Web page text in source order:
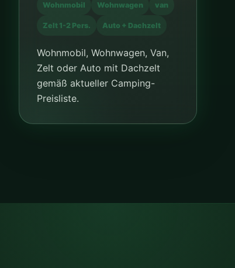
Wohnmobil Wohnwagen van
Zelt 1-2 Pers. Auto + Dachzelt
Wohnmobil, Wohnwagen, Van,
Zelt oder Auto mit Dachzelt
gemäß aktueller Camping-
Preisliste.